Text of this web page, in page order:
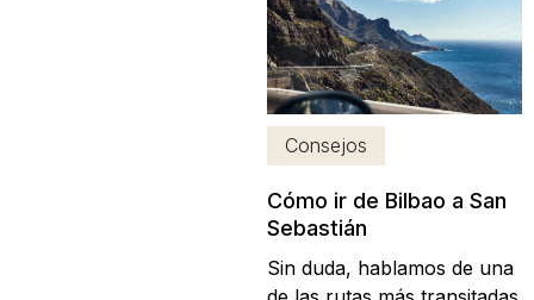
Guggenheim en Bilbao
Distribuidos por toda la
región, los pueblecitos y
aldeas de la costa de
Bizkaia y el interior, son
uno de...
Consejos
Cómo ir de Bilbao a San
Sebastián
Sin duda, hablamos de una